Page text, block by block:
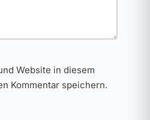
Website in diesem
Kommentar speichern.